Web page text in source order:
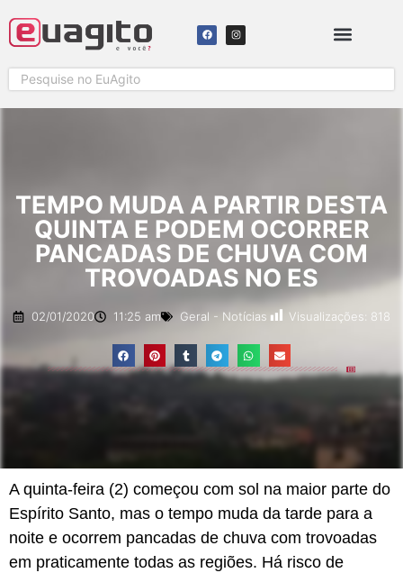
TEMPO MUDA A PARTIR DESTA
QUINTA E PODEM OCORRER
PANCADAS DE CHUVA COM
TROVOADAS NO ES
02/01/2020 11:25 am Geral - Notícias Visualizações: 818
A quinta-feira (2) começou com sol na maior parte do
Espírito Santo, mas o tempo muda da tarde para a
noite e ocorrem pancadas de chuva com trovoadas
em praticamente todas as regiões. Há risco de